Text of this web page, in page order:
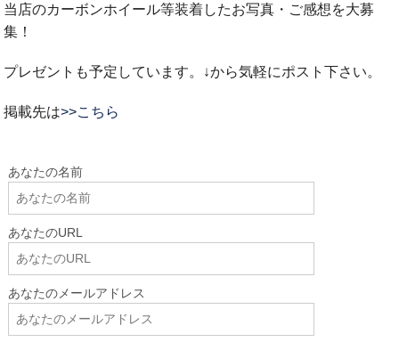
当店のカーボンホイール等装着したお写真・ご感想を大募
集！
プレゼントも予定しています。↓から気軽にポスト下さい。
掲載先は>>こちら
あなたの名前
あなたのURL
あなたのメールアドレス